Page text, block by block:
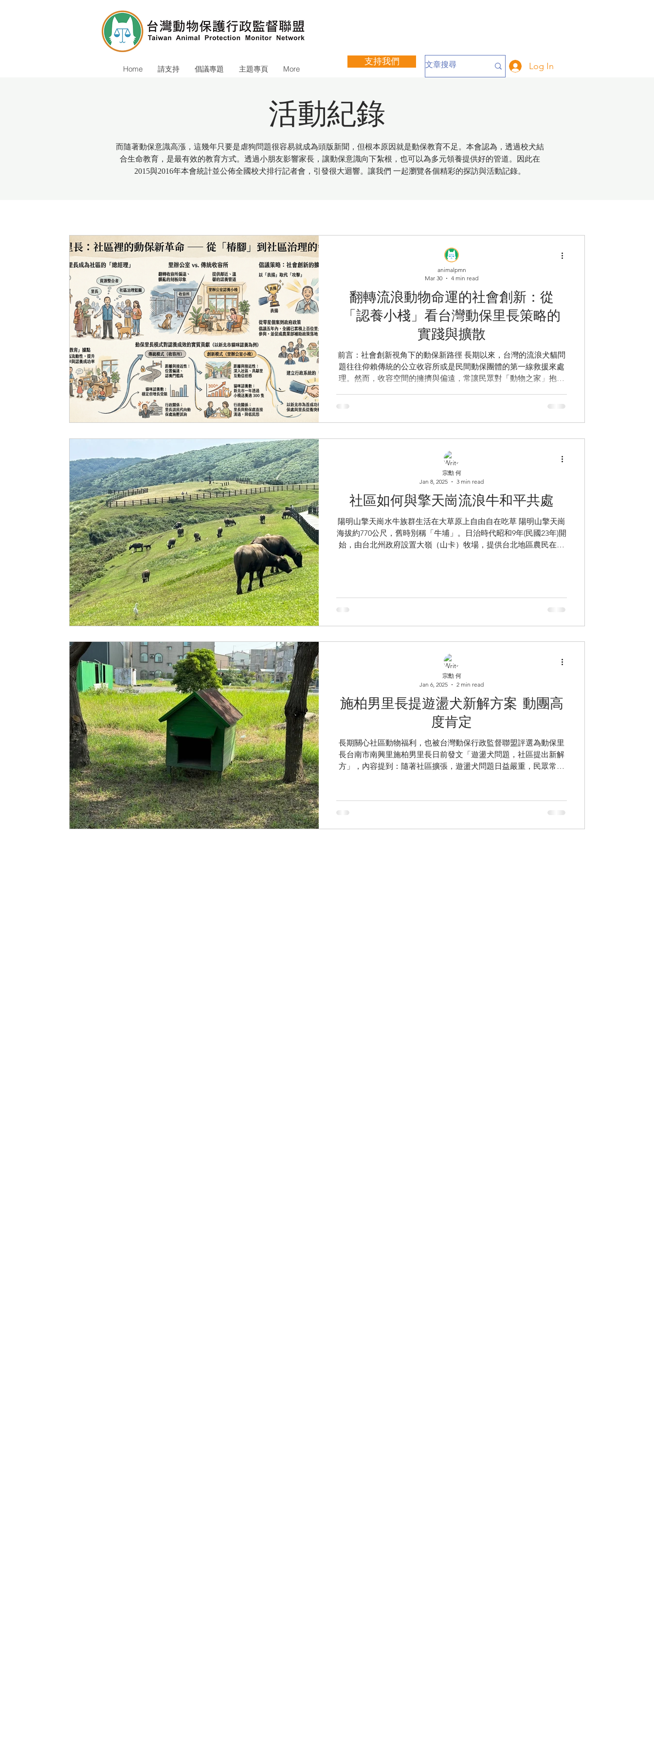
Home 請支持 倡議專題 主題專頁 More
支持我們 Log In
活動紀錄
而隨著動保意識高漲，這幾年只要是虐狗問題很容易就成為頭版新聞，但根本原因就是動保教育不足。本會認為，透過校犬結
合生命教育，是最有效的教育方式。透過小朋友影響家長，讓動保意識向下紮根，也可以為多元領養提供好的管道。因此在
2015與2016年本會統計並公佈全國校犬排行記者會，引發很大迴響。讓我們 一起瀏覽各個精彩的探訪與活動記錄。
翻轉流浪動物命運的社會創新：從
「認養小棧」看台灣動保里長策略的
實踐與擴散
前言：社會創新視角下的動保新路徑 長期以來，台灣的流浪犬貓問
題往往仰賴傳統的公立收容所或是民間動保團體的第一線救援來處
理。然而，收容空間的擁擠與偏遠，常讓民眾對「動物之家」抱有
境，3月30日某國立大學研究生，以「社會創新」的視角，深入探討
程。透過專訪台灣動物保護行政監督聯盟（動督盟）秘書長何宗
勳，我們得以一窺這項從基層社區發起、最終撼動中央政策的動保
誕生，與動督盟秘書長早年推動「社區總體營造」的深厚背景息息
相關。自1998年代起便在台南推動社造的他深刻體認到，任何政策
若無法落實到基層村里，都將難以發揮實效。 2017年台灣正式實施
「零撲殺」政策後，收容所面臨極大壓力，推動「多元領養」成為
解決流浪動物問題的關鍵。在推動過校犬計畫後，動督盟將目光轉
向了村里長。何秘書長指出，全台有7000多個村里，村里長具備極
大的基層影響力，能上達縣市議員與首長，是推動多源領養最快、
最廣的管道。
animalpmn
Mar 30
4 min read
社區如何與擎天崗流浪牛和平共處
陽明山擎天崗水牛族群生活在大草原上自由自在吃草 陽明山擎天崗
海拔約770公尺，舊時別稱「牛埔」。日治時代昭和9年(民國23年)開
始，由台北州政府設置大嶺（山卡）牧場，提供台北地區農民在農
宗勳 何
Jan 8, 2025
3 min read
施柏男里長提遊盪犬新解方案 動團高
度肯定
長期關心社區動物福利，也被台灣動保行政監督聯盟評選為動保里
長台南市南興里施柏男里長日前發文「遊盪犬問題，社區提出新解
方」，內容提到：隨著社區擴張，遊盪犬問題日益嚴重，民眾常抱
宗勳 何
Jan 6, 2025
2 min read